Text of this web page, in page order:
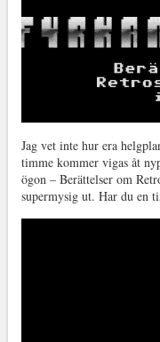
Jag vet inte hur era
timme kommer vigas åt
ögon – Berättelser om
supermysig ut. Har du en